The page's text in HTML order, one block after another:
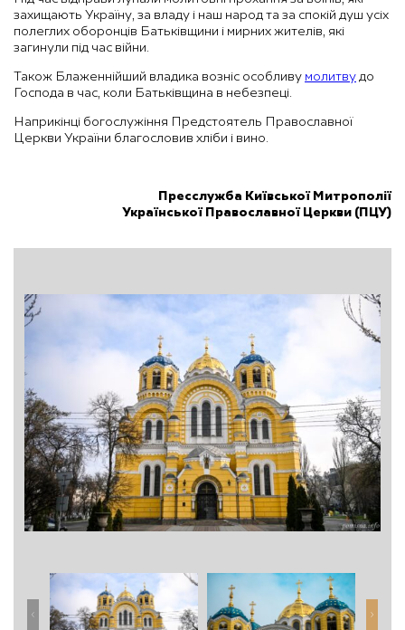
захищають Україну, за владу і наш народ та за спокій душ усіх
полеглих оборонців Батьківщини і мирних жителів, які
загинули під час війни.
Також Блаженнійший владика возніс особливу молитву до
Господа в час, коли Батьківщина в небезпеці.
Наприкінці богослужіння Предстоятель Православної
Церкви України благословив хліби і вино.
Пресслужба Київської Митрополії
Української Православної Церкви (ПЦУ)